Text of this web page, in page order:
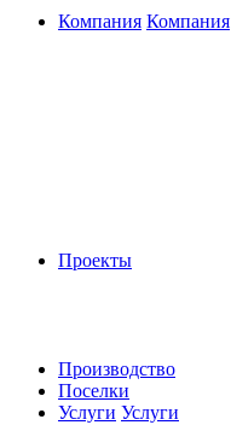
Компания Компания
Проекты
Производство
Поселки
Услуги Услуги